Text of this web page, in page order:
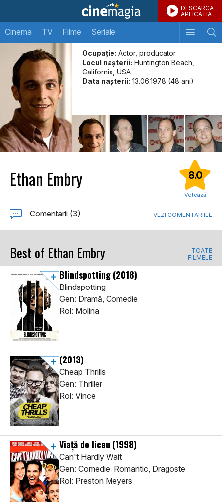
DESCARCA
APLICATIA
Cinema TV Filme Seriale
Ocupație: Actor, producator
Locul naşterii: Huntington Beach,
California, USA
Data naşterii: 13.06.1978 (48 ani)
Ethan Embry 8.0
Votează
Comentarii (3) VEZI COMENTARIILE
Best of Ethan Embry
TOATE
FILMELE
Blindspotting (2018)
Blindspotting
Gen: Dramă, Comedie
Rol: Molina
(2013)
Cheap Thrills
Gen: Thriller
Rol: Vince
Viață de liceu (1998)
Can't Hardly Wait
Gen: Comedie, Romantic, Dragoste
Rol: Preston Meyers